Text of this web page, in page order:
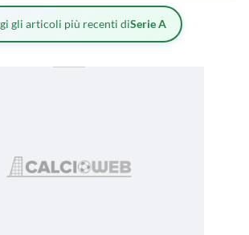
gli articoli più recenti diSerie A